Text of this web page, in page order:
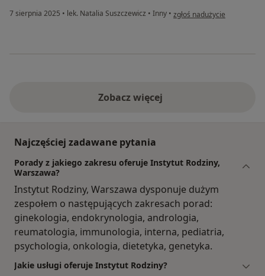
7 sierpnia 2025 • lek. Natalia Suszczewicz • Inny • w opinii użytkownika
zgłoś nadużycie
Zobacz więcej
Najczęściej zadawane pytania
Porady z jakiego zakresu oferuje Instytut Rodziny,
Warszawa?
Instytut Rodziny, Warszawa dysponuje dużym
zespołem o następujących zakresach porad:
ginekologia, endokrynologia, andrologia,
reumatologia, immunologia, interna, pediatria,
psychologia, onkologia, dietetyka, genetyka.
Jakie usługi oferuje Instytut Rodziny?